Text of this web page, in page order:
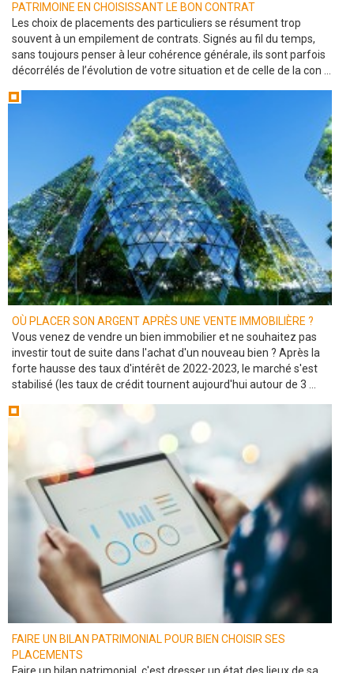
PATRIMOINE EN CHOISISSANT LE BON CONTRAT
Les choix de placements des particuliers se résument trop
souvent à un empilement de contrats. Signés au fil du temps,
sans toujours penser à leur cohérence générale, ils sont parfois
décorrélés de l’évolution de votre situation et de celle de la con ...
OÙ PLACER SON ARGENT APRÈS UNE VENTE IMMOBILIÈRE ?
Vous venez de vendre un bien immobilier et ne souhaitez pas
investir tout de suite dans l'achat d'un nouveau bien ? Après la
forte hausse des taux d'intérêt de 2022-2023, le marché s'est
stabilisé (les taux de crédit tournent aujourd'hui autour de 3 ...
FAIRE UN BILAN PATRIMONIAL POUR BIEN CHOISIR SES
PLACEMENTS
Faire un bilan patrimonial, c'est dresser un état des lieux de sa